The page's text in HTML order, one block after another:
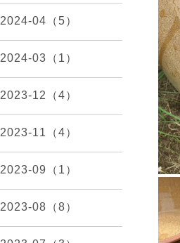
2024-04（5）
2024-03（1）
2023-12（4）
2023-11（4）
2023-09（1）
2023-08（8）